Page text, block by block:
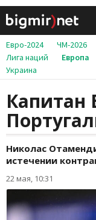
Евро-2024 ЧМ-2026
Лига наций
Европа
Украина
Капитан
Николас
истечении
22 мая, 10:31